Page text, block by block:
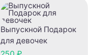
Выпускной Подарок
для девочек